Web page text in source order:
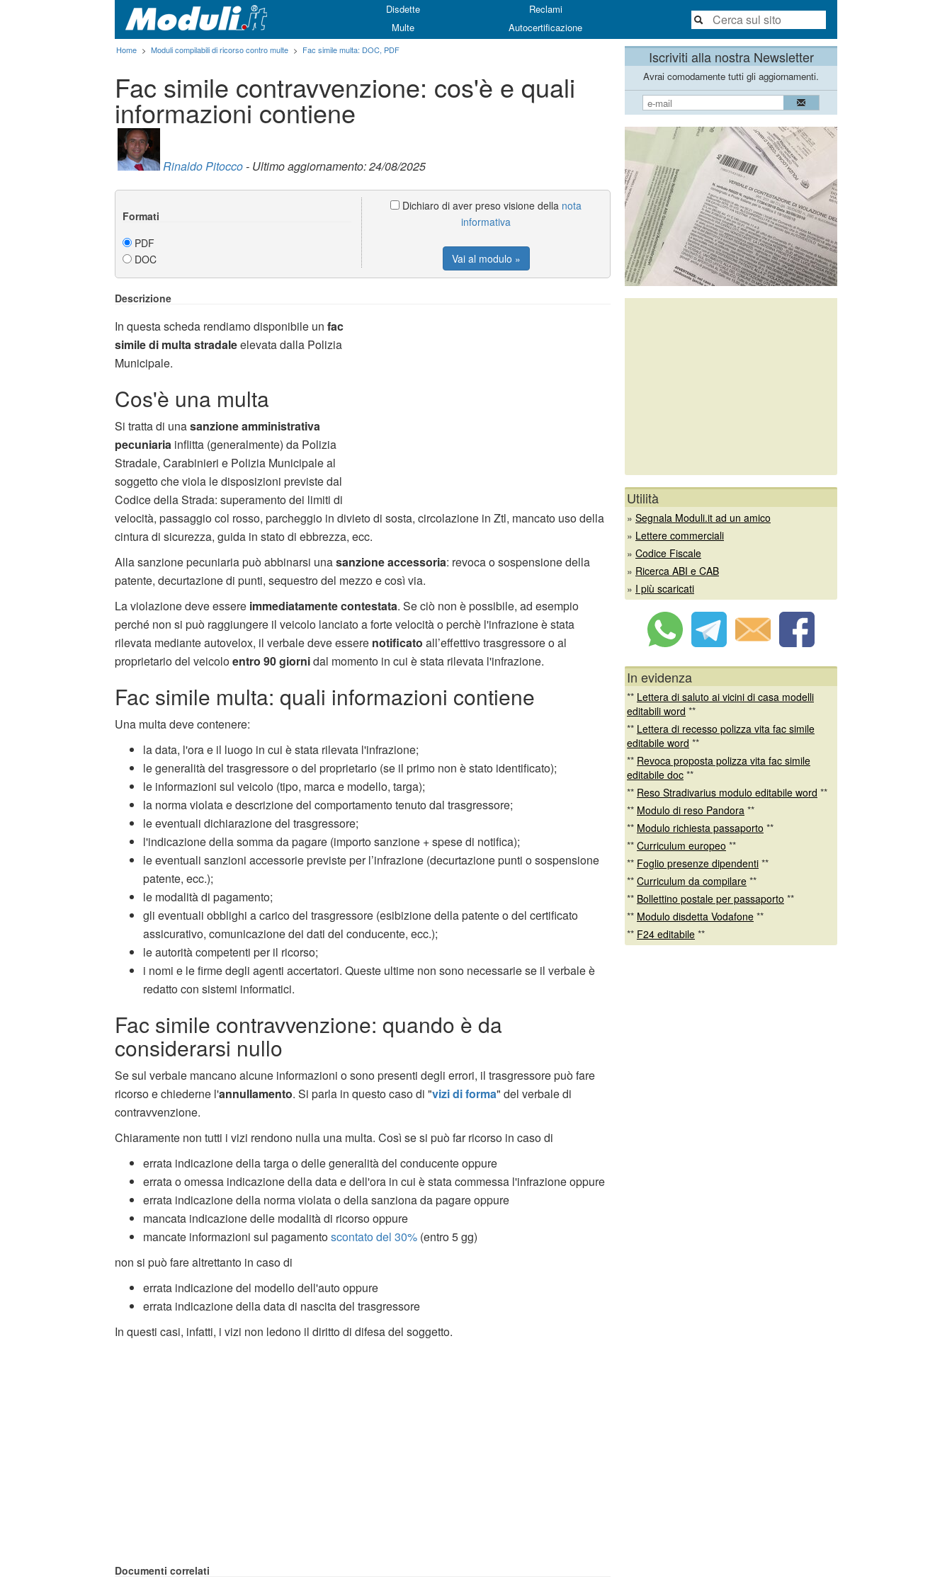
Disdette
Reclami
Multe
Autocertificazione
Home > Moduli compilabili di ricorso contro multe > Fac simile multa: DOC, PDF
Fac simile contravvenzione: cos'è e quali
informazioni contiene
Rinaldo Pitocco- Ultimo aggiornamento: 24/08/2025
Formati
PDF
DOC
Dichiaro di aver preso visione della nota
informativa
Vai al modulo »
Descrizione
In questa scheda rendiamo disponibile un fac
simile di multa stradaleelevata dalla Polizia
Municipale.
Cos'è una multa
Si tratta di unasanzione amministrativa
pecuniaria inflitta (generalmente) da Polizia
Stradale, Carabinieri e Polizia Municipale al
soggetto che viola le disposizioni previste dal
Codice della Strada: superamento dei limiti di
velocità, passaggio col rosso, parcheggio in divieto di sosta, circolazione in Ztl, mancato uso della
cintura di sicurezza, guida in stato di ebbrezza, ecc.
Alla sanzione pecuniaria può abbinarsi unasanzione accessoria: revoca o sospensione della
patente, decurtazione di punti, sequestro del mezzo e così via.
La violazione deve essere immediatamente contestata. Se ciò non è possibile, ad esempio
perché non si può raggiungere il veicolo lanciato a forte velocità o perchè l'infrazione è stata
rilevata mediante autovelox, il verbale deve essere notificato all’effettivo trasgressore o al
proprietario del veicoloentro 90 giornidal momento in cui è stata rilevata l'infrazione.
Fac simile multa: quali informazioni contiene
Una multa deve contenere:
la data, l'ora e il luogo in cui è stata rilevata l'infrazione;
le generalità del trasgressore o del proprietario (se il primo non è stato identificato);
le informazioni sul veicolo (tipo, marca e modello, targa);
la norma violata e descrizione del comportamento tenuto dal trasgressore;
le eventuali dichiarazione del trasgressore;
l'indicazione della somma da pagare (importo sanzione + spese di notifica);
le eventuali sanzioni accessorie previste per l’infrazione (decurtazione punti o sospensione
patente, ecc.);
le modalità di pagamento;
gli eventuali obblighi a carico del trasgressore (esibizione della patente o del certificato
assicurativo, comunicazione dei dati del conducente, ecc.);
le autorità competenti per il ricorso;
i nomi e le firme degli agenti accertatori. Queste ultime non sono necessarie se il verbale è
redatto con sistemi informatici.
Fac simile contravvenzione: quando è da
considerarsi nullo
Se sul verbale mancano alcune informazioni o sono presenti degli errori, il trasgressore può fare
ricorso e chiederne l'annullamento. Si parla in questo caso di "vizi di forma" del verbale di
contravvenzione.
Chiaramente non tutti i vizi rendono nulla una multa. Così se si può far ricorso in caso di
errata indicazione della targa o delle generalità del conducente oppure
errata o omessa indicazione della data e dell'ora in cui è stata commessa l'infrazione oppure
errata indicazione della norma violata o della sanziona da pagare oppure
mancata indicazione delle modalità di ricorso oppure
mancate informazioni sul pagamentoscontato del 30% (entro 5 gg)
non si può fare altrettanto in caso di
errata indicazione del modello dell'auto oppure
errata indicazione della data di nascita del trasgressore
In questi casi, infatti, i vizi non ledono il diritto di difesa del soggetto.
Documenti correlati
Iscriviti alla nostra Newsletter
Avrai comodamente tutti gli aggiornamenti.
Utilità
» Segnala Moduli.it ad un amico
» Lettere commerciali
» Codice Fiscale
» Ricerca ABI e CAB
» I più scaricati
In evidenza
** Lettera di saluto ai vicini di casa modelli
editabili word **
** Lettera di recesso polizza vita fac simile
editabile word **
** Revoca proposta polizza vita fac simile
editabile doc **
** Reso Stradivarius modulo editabile word **
** Modulo di reso Pandora **
** Modulo richiesta passaporto **
** Curriculum europeo **
** Foglio presenze dipendenti **
** Curriculum da compilare **
** Bollettino postale per passaporto **
** Modulo disdetta Vodafone **
** F24 editabile **